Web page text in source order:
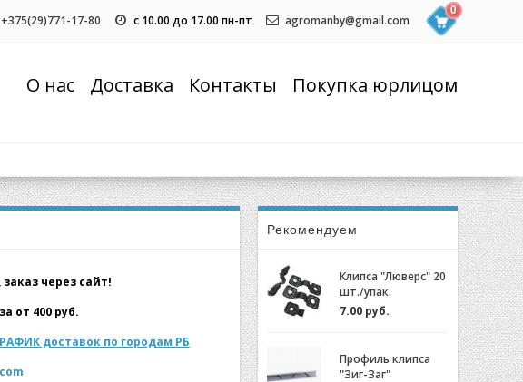
+375(29)771-17-80 с 10.00 до 17.00 пн-пт agromanby@gmail.com
0
О нас Доставка Контакты Покупка юрлицом
Рекомендуем
Клипса "Люверс" 20
шт./упак.
7.00 руб.
Профиль клипса
"Зиг-Заг"
через сайт!
от 400 руб.
доставок по городам РБ